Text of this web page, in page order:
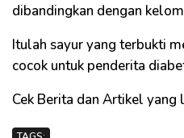
dibandingkan dengan
Itulah sayur yang terbukti
cocok untuk penderita
Cek Berita dan Artikel yang